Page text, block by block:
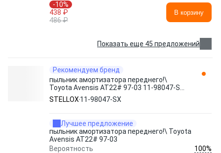
-10%
438 ₽
486 ₽
В корзину
Показать еще 45 предложений
Рекомендуем бренд
пыльник амортизатора переднего!\
Toyota Avensis AT22# 97-03 11-98047-SX
STELLOX
STELLOX 11-98047-SX
Лучшее предложение
пыльник амортизатора переднего!\ Toyota
Avensis AT22# 97-03
Вероятность
100%